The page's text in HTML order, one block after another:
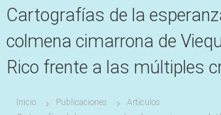
Cartografías de la
colmena cimarrona de
Rico frente a las múltiples
Inicio Publicaciones
Artículos